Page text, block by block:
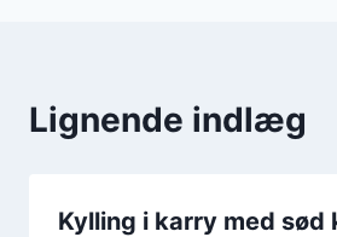
Lignende indlæg
Kylling i karry med